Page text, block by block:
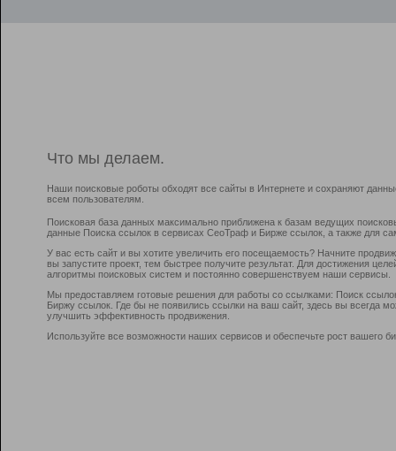
Что мы делаем.
Наши поисковые роботы обходят все сайты в Интернете и сохраняют
всем пользователям.
Поисковая база данных максимально приближена к базам ведущих
данные Поиска ссылок в сервисах СеоТраф и Бирже ссылок, а также для
У вас есть сайт и вы хотите увеличить его посещаемость? Начните
вы запустите проект, тем быстрее получите результат. Для достижения
алгоритмы поисковых систем и постоянно совершенствуем наши сервисы.
Мы предоставляем готовые решения для работы со ссылками: Поиск
Биржу ссылок. Где бы не появились ссылки на ваш сайт, здесь вы всегда
улучшить эффективность продвижения.
Используйте все возможности наших сервисов и обеспечьте рост вашего